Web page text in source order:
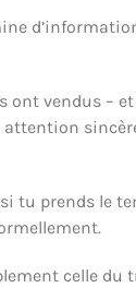
ont vendus –
attention
tu prends le
celle du